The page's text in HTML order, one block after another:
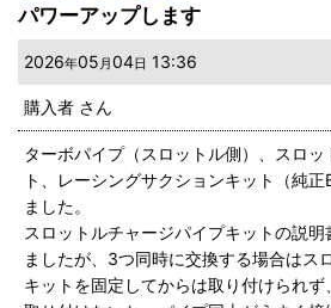
画像:
星の数 :
並び順
絞り込む
パワーアップします
2026年05 月 04日 13:36
購入者 さん
ターボパイプ（スロットル側）、スロ
ト、レーシングサクションキット（純
ました。
スロットルチャージパイプキットの説
ましたが、3つ同時に交換する場合はス
キットを固定してからは取り付けられ